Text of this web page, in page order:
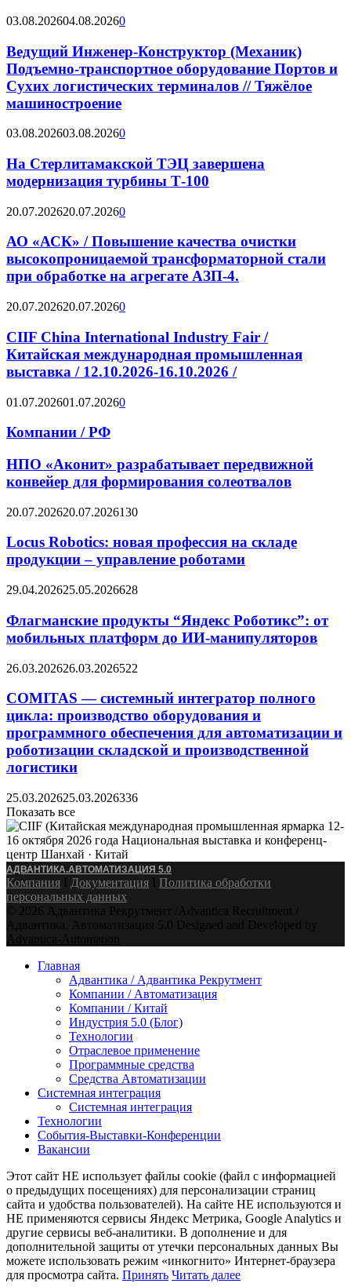
03.08.202604.08.20260
Ведущий Инженер-Конструктор (Механик)
Подъемно-транспортное оборудование Портов и
Сухих логистических терминалов // Тяжёлое
машиностроение
03.08.202603.08.20260
На Стерлитамакской ТЭЦ завершена
модернизация турбины Т-100
20.07.202620.07.20260
АО «АСК» / Повышение качества очистки
высокопроницаемой трансформаторной стали
при обработке на агрегате АЗП-4.
20.07.202620.07.20260
CIIF China International Industry Fair /
Китайская международная промышленная
выставка / 12.10.2026-16.10.2026 /
01.07.202601.07.20260
Компании / РФ
НПО «Аконит» разрабатывает передвижной
конвейер для формирования солеотвалов
20.07.202620.07.2026130
Locus Robotics: новая профессия на складе
продукции – управление роботами
29.04.202625.05.2026628
Флагманские продукты “Яндекс Роботикс”: от
мобильных платформ до ИИ-манипуляторов
26.03.202626.03.2026522
COMITAS — системный интегратор полного
цикла: производство оборудования и
программного обеспечения для автоматизации и
роботизации складской и производственной
логистики
25.03.202625.03.2026336
Показать все
АДВАНТИКА.АВТОМАТИЗАЦИЯ 5.0
Компания Ӏ Документация Ӏ Политика обработки
персональных данных
© 2026 Адвантика Рекрутмент /Advantica Recruitment /
Адвантика. Автоматизация 5.0 Designed and Developed by
Advantica-Automation
Youtube
Email
Xing
TelegramГлавная
Адвантика / Адвантика Рекрутмент
Компании / Автоматизация
Компании / Китай
Индустрия 5.0 (Блог)
Технологии
Отраслевое применение
Программные средства
Средства Автоматизации
Системная интеграция
Системная интеграция
Технологии
События-Выставки-Конференции
Вакансии
Этот сайт НЕ использует файлы cookie (файл с информацией
о предыдущих посещениях) для персонализации страниц
сайта и удобства пользователей). На сайте НЕ используются и
НЕ применяются сервисы Яндекс Метрика, Google Analytics и
другие сервисы веб-аналитики. В дополнение и для
дополнительной защиты от утечки персональных данных Вы
можете использовать режим «инкогнито» Интернет-браузера
для просмотра сайта. Принять Читать далее